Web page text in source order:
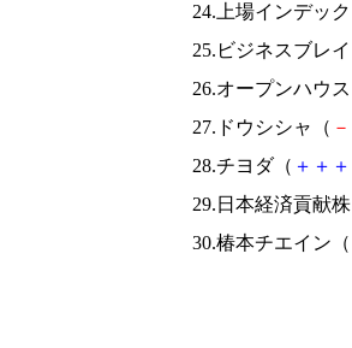
24.上場インデッ
25.ビジネスブレ
26.オープンハウ
27.ドウシシャ（ －
28.チヨダ（ ＋ ＋ ＋
29.日本経済貢献
30.椿本チエイン（